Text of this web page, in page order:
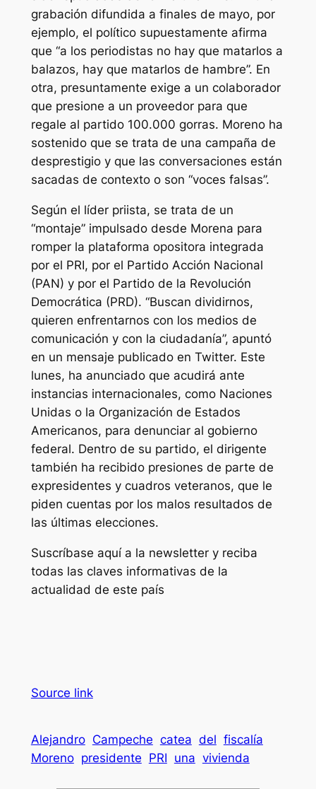
grabación difundida a finales de mayo, por
ejemplo, el político supuestamente afirma
que “a los periodistas no hay que matarlos a
balazos, hay que matarlos de hambre”. En
otra, presuntamente exige a un colaborador
que presione a un proveedor para que
regale al partido 100.000 gorras. Moreno ha
sostenido que se trata de una campaña de
desprestigio y que las conversaciones están
sacadas de contexto o son “voces falsas”.
Según el líder priista, se trata de un
“montaje” impulsado desde Morena para
romper la plataforma opositora integrada
por el PRI, por el Partido Acción Nacional
(PAN) y por el Partido de la Revolución
Democrática (PRD). “Buscan dividirnos,
quieren enfrentarnos con los medios de
comunicación y con la ciudadanía”, apuntó
en un mensaje publicado en Twitter. Este
lunes, ha anunciado que acudirá ante
instancias internacionales, como Naciones
Unidas o la Organización de Estados
Americanos, para denunciar al gobierno
federal. Dentro de su partido, el dirigente
también ha recibido presiones de parte de
expresidentes y cuadros veteranos, que le
piden cuentas por los malos resultados de
las últimas elecciones.
Suscríbase aquí a la newsletter y reciba
todas las claves informativas de la
actualidad de este país
Source link
Alejandro Campeche catea del fiscalía
Moreno presidente PRI una vivienda